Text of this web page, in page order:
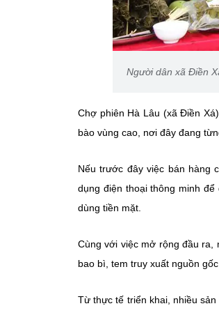
Người dân xã Điền
Chợ phiên Hà Lâu (xã Điền
bào vùng cao, nơi đây đang
Nếu trước đây việc bán hàng
dụng điện thoại thông minh
dùng tiền mặt.
Cùng với việc mở rộng đầu ra,
bao bì, tem truy xuất nguồn
Từ thực tế triển khai, nhiều